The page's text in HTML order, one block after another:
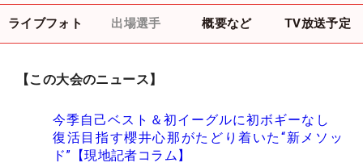
ライブフォト 出場選手 概要など TV放送予定
【この大会のニュース】
今季自己ベスト＆初イーグルに初ボギーなし
復活目指す櫻井心那がたどり着いた“新メソッ
ド”【現地記者コラム】